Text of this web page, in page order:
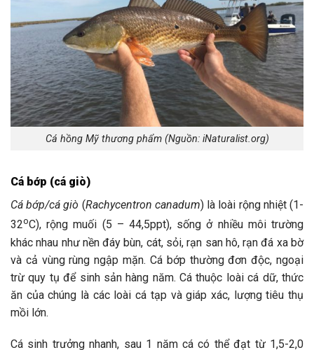
Cá hồng Mỹ thương phẩm (Nguồn: iNaturalist.org)
Cá bớp (cá giò)
Cá bớp/cá giò (Rachycentron canadum) là loài rộng nhiệt (1-
32oC), rộng muối (5 – 44,5ppt), sống ở nhiều môi trường
khác nhau như nền đáy bùn, cát, sỏi, rạn san hô, rạn đá xa bờ
và cả vùng rùng ngập mặn. Cá bớp thường đơn độc, ngoại
trừ quy tụ để sinh sản hàng năm. Cá thuộc loài cá dữ, thức
ăn của chúng là các loài cá tạp và giáp xác, lượng tiêu thụ
mồi lớn.
Cá sinh trưởng nhanh, sau 1 năm cá có thể đạt từ 1,5-2,0